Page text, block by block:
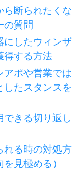
ら断られたくな
の質問
にしたウィンザ
得する方法
アポや営業では
したスタンスを
できる切り返し
れる時の対処方
見極める）